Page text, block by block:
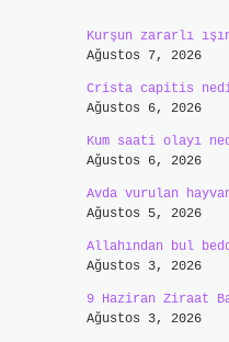
Kurşun zararlı
Ağustos 7, 2026
Crista capitis
Ağustos 6, 2026
Kum saati olayı
Ağustos 6, 2026
Avda vurulan
Ağustos 5, 2026
Allahından bul
Ağustos 3, 2026
9 Haziran Ziraat
Ağustos 3, 2026